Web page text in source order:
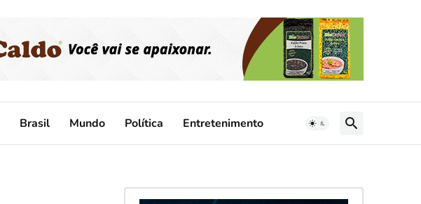
Brasil Mundo Política Entretenimento